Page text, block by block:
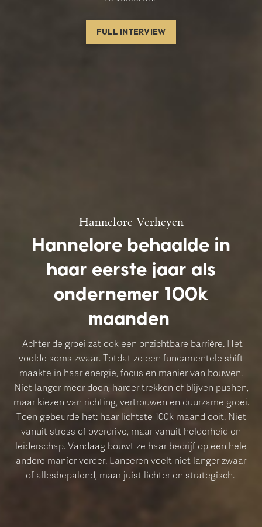
FULL INTERVIEW
Hannelore Verheyen
Hannelore behaalde in
haar eerste jaar als
ondernemer 100k
maanden
Achter de groei zat ook een onzichtbare barrière. Het
voelde soms zwaar. Totdat ze een fundamentele shift
maakte in haar energie, focus en manier van bouwen.
Niet langer meer doen, harder trekken of blijven pushen,
maar kiezen van richting, vertrouwen en duurzame groei.
Toen gebeurde het: haar lichtste 100k maand ooit. Niet
vanuit stress of overdrive, maar vanuit helderheid en
leiderschap. Vandaag bouwt ze haar bedrijf op een hele
andere manier verder. Lanceren voelt niet langer zwaar
of allesbepalend, maar juist lichter en strategisch.